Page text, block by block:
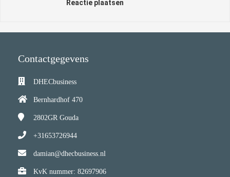
Reactie plaatsen
Contactgegevens
DHECbusiness
Bernhardhof 470
2802GR Gouda
+31653726944
damian@dhecbusiness.nl
KvK nummer: 82697906